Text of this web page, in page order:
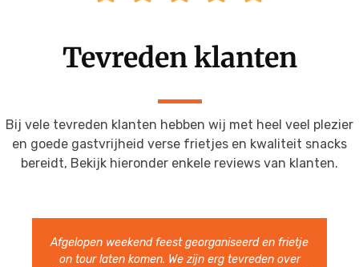
Tevreden klanten
Bij vele tevreden klanten hebben wij met heel veel plezier
en goede gastvrijheid verse frietjes en kwaliteit snacks
bereidt, Bekijk hieronder enkele reviews van klanten.
Heerlijke Friet en snacks. Hele vriendelijke en
vlotte bediening. Ruim van te voren aanwezig.